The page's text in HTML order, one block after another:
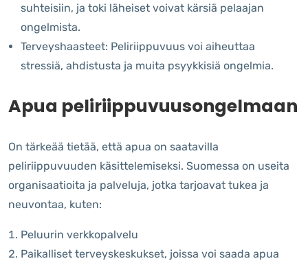
suhteisiin, ja toki läheiset voivat kärsiä pelaajan
ongelmista.
Terveyshaasteet: Peliriippuvuus voi aiheuttaa
stressiä, ahdistusta ja muita psyykkisiä ongelmia.
Apua peliriippuvuusongelmaan
On tärkeää tietää, että apua on saatavilla
peliriippuvuuden käsittelemiseksi. Suomessa on useita
organisaatioita ja palveluja, jotka tarjoavat tukea ja
neuvontaa, kuten:
Peluurin verkkopalvelu
Paikalliset terveyskeskukset, joissa voi saada apua